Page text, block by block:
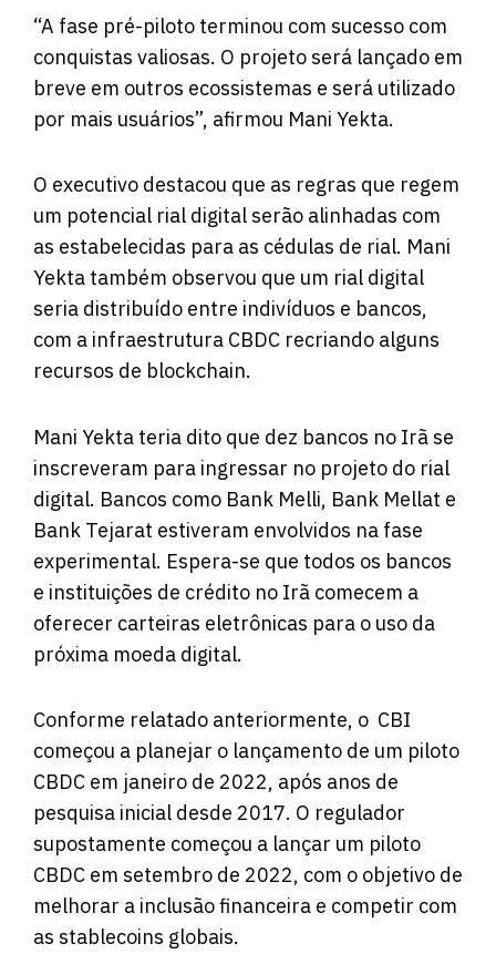
“A fase pré-piloto terminou com sucesso com
conquistas valiosas. O projeto será lançado em
breve em outros ecossistemas e será utilizado
por mais usuários”, afirmou Mani Yekta.
O executivo destacou que as regras que regem
um potencial rial digital serão alinhadas com
as estabelecidas para as cédulas de rial. Mani
Yekta também observou que um rial digital
seria distribuído entre indivíduos e bancos,
com a infraestrutura CBDC recriando alguns
recursos de blockchain.
Mani Yekta teria dito que dez bancos no Irã se
inscreveram para ingressar no projeto do rial
digital. Bancos como Bank Melli, Bank Mellat e
Bank Tejarat estiveram envolvidos na fase
experimental. Espera-se que todos os bancos
e instituições de crédito no Irã comecem a
oferecer carteiras eletrônicas para o uso da
próxima moeda digital.
Conforme relatado anteriormente, o CBI
começou a planejar o lançamento de um piloto
CBDC em janeiro de 2022, após anos de
pesquisa inicial desde 2017. O regulador
supostamente começou a lançar um piloto
CBDC em setembro de 2022, com o objetivo de
melhorar a inclusão financeira e competir com
as stablecoins globais.